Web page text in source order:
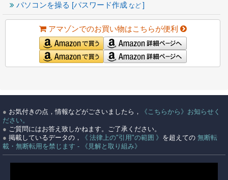
パソコンを操る [パスワード作成 など ]
アマゾンでのお買い物はこちらが便利
● お気付きの点，情報などがごさいましたら，
《こちらから》お知らせく
ださい。
● ご質問にはお答え致しかねます。ご了承ください。
● 掲載しているデータの， 《 法律上の"引用"の範囲 》 を超えての 無断転
載・無断転用を禁じます - 《見解と取り組み》